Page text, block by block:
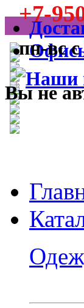
+7-
пн-вс с
Вы не